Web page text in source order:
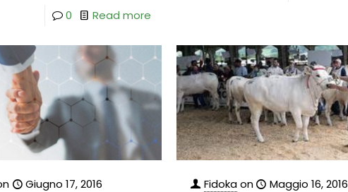
0 Read more
Giugno 17, 2016 Fidoka on Maggio 16, 2016